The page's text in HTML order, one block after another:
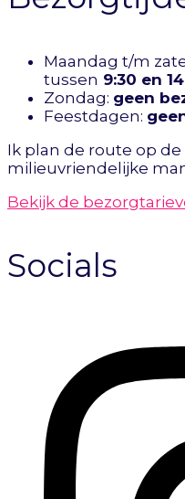
Maandag t/m
tussen 9:30 en
Zondag: geen
Feestdagen:
Ik plan de route op
milieuvriendelijke
Bekijk de
Socials